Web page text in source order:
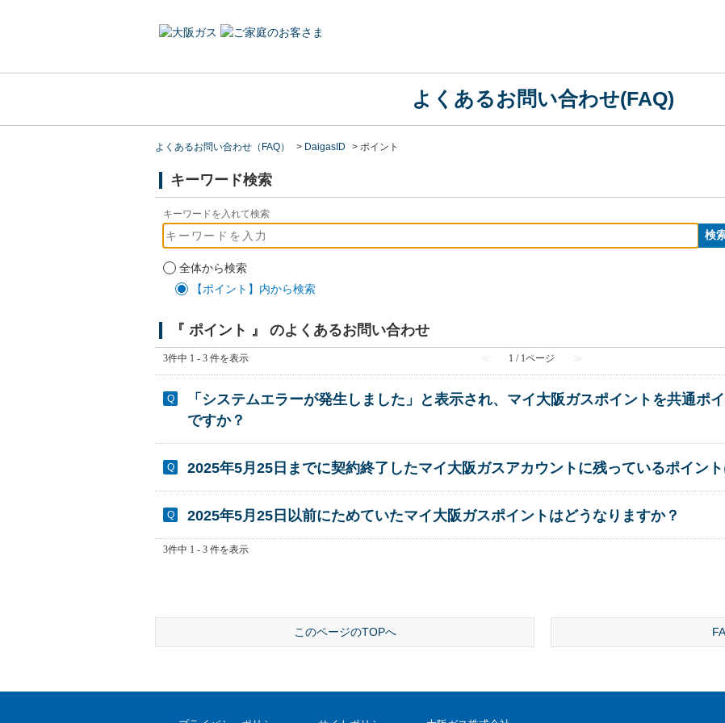
よくあるお問い合わせ(FAQ)
よくあるお問い合わせ（FAQ） > DaigasID > ポイント
キーワード検索
キーワードを入れて検索
全体から検索
【ポイント】内から検索
『 ポイント 』 のよくあるお問い合わせ
3件中 1 - 3 件を表示 ≪ 1 / 1ページ ≫
「システムエラーが発生しました」と表示され、マイ大阪ガスポイントを共通ポ
ですか？
2025年5月25日までに契約終了したマイ大阪ガスアカウントに残っているポイン
2025年5月25日以前にためていたマイ大阪ガスポイントはどうなりますか？
3件中 1 - 3 件を表示
このページのTOPへ